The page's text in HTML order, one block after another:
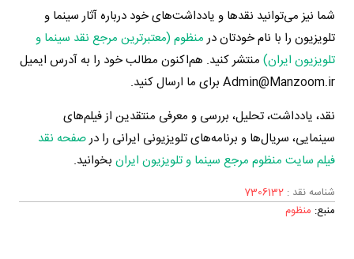
شما نیز می‌توانید نقدها و یادداشت‌های خود درباره آثار سینما و
تلویزیون را با نام خودتان در منظوم (معتبرترین مرجع نقد سینما و
تلویزیون ایران) منتشر کنید. هم‌اکنون مطالب خود را به آدرس ایمیل
Admin@Manzoom.ir برای ما ارسال کنید.
نقد، یادداشت، تحلیل، بررسی و معرفی منتقدین از فیلم‌های
سینمایی، سریال‌ها و برنامه‌های تلویزیونی ایرانی را درصفحه نقد
فیلم سایت منظوم مرجع سینما و تلویزیون ایران بخوانید.
شناسه نقد : 7306132
منبع: منظوم